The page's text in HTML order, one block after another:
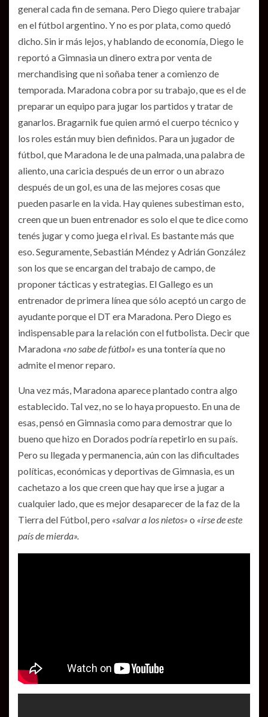
general cada fin de semana. Pero Diego quiere trabajar
en el fútbol argentino. Y no es por plata, como quedó
dicho. Sin ir más lejos, y hablando de economía, Diego le
reportó a Gimnasia un dinero extra por venta de
merchandising que ni soñaba tener a comienzo de
temporada. Maradona cobra por su trabajo, que es el de
preparar un equipo para jugar los partidos y tratar de
ganarlos. Bragarnik fue quien armó el cuerpo técnico y
los roles están muy bien definidos. Para un jugador de
fútbol, que Maradona le de una palmada, una palabra de
aliento, una caricia después de un error o un abrazo
después de un gol, es una de las mejores cosas que
pueden pasarle en la vida. Hay quienes subestiman esto,
creen que un buen entrenador es solo el que te dice como
tenés jugar y como juega el rival. Es bastante más que
eso. Seguramente, Sebastián Méndez y Adrián González
son los que se encargan del trabajo de campo, de
proponer tácticas y estrategias. El Gallego es un
entrenador de primera línea que sólo aceptó un cargo de
ayudante porque el DT era Maradona. Pero Diego es
indispensable para la relación con el futbolista. Decir que
Maradona «no sabe de fútbol» es una tontería que no
admite el menor reparo.
Una vez más, Maradona aparece plantado contra algo
establecido. Tal vez, no se lo haya propuesto. En una de
esas, pensó en Gimnasia como para demostrar que lo
bueno que hizo en Dorados podría repetirlo en su país.
Pero su llegada y permanencia, aún con las dificultades
políticas, económicas y deportivas de Gimnasia, es un
cachetazo a los que creen que hay que irse a jugar a
cualquier lado, que es mejor desaparecer de la faz de la
Tierra del Fútbol, pero «salvar a los nietos» o «irse de este
país de mierda».